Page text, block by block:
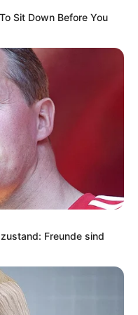
kostenlos
Präsidenten und
erschlagen würden,
andere Menschen
& Kontakt
Sit Down Before You
Freunde sind